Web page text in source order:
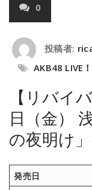
0
投稿者:
AKB48 LIVE
【リバイ
日（金）
の夜明け
発売日